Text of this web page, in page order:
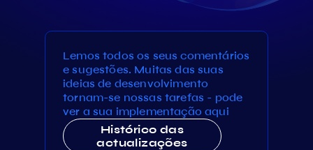
Lemos todos os seus comentários
e sugestões. Muitas das suas
ideias de desenvolvimento
tornam-se nossas tarefas - pode
ver a sua implementação aqui
Histórico das
actualizações